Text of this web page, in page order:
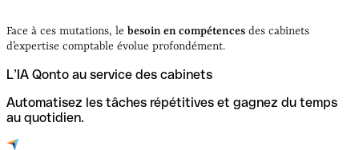
Face à ces mutations, le besoin en compétences des cabinets
d’expertise comptable évolue profondément.
L’IA Qonto au service des cabinets
Automatisez les tâches répétitives et gagnez du temps
au quotidien.